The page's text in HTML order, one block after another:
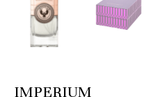
IMPERIUM